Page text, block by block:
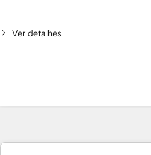
Ver detalhes